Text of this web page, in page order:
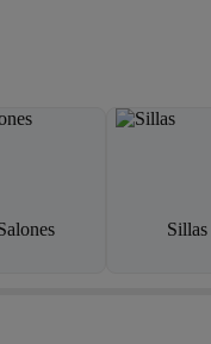
Sillas